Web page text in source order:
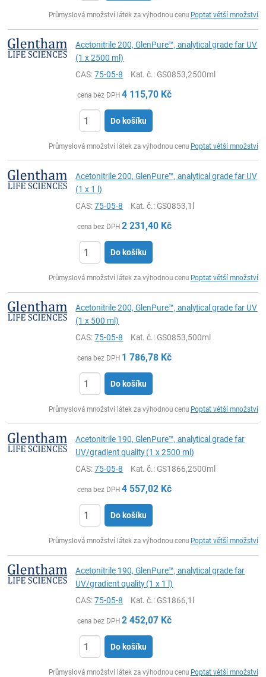
Průmyslová množství látek za výhodnou cenu Poptat větší množství
Acetonitrile 200, GlenPure™, analytical grade far UV
(1 x 2500 ml)
CAS:75-05-8 Kat. č.: GS0853,2500ml
cena bez DPH 4 115,70 Kč
Do košíku
Průmyslová množství látek za výhodnou cenu Poptat větší množství
Acetonitrile 200, GlenPure™, analytical grade far UV
(1 x 1 l)
CAS:75-05-8 Kat. č.: GS0853,1l
cena bez DPH 2 231,40 Kč
Do košíku
Průmyslová množství látek za výhodnou cenu Poptat větší množství
Acetonitrile 200, GlenPure™, analytical grade far UV
(1 x 500 ml)
CAS:75-05-8 Kat. č.: GS0853,500ml
cena bez DPH 1 786,78 Kč
Do košíku
Průmyslová množství látek za výhodnou cenu Poptat větší množství
Acetonitrile 190, GlenPure™, analytical grade far
UV/gradient quality (1 x 2500 ml)
CAS:75-05-8 Kat. č.: GS1866,2500ml
cena bez DPH 4 557,02 Kč
Do košíku
Průmyslová množství látek za výhodnou cenu Poptat větší množství
Acetonitrile 190, GlenPure™, analytical grade far
UV/gradient quality (1 x 1 l)
CAS:75-05-8 Kat. č.: GS1866,1l
cena bez DPH 2 452,07 Kč
Do košíku
Průmyslová množství látek za výhodnou cenu Poptat větší množství